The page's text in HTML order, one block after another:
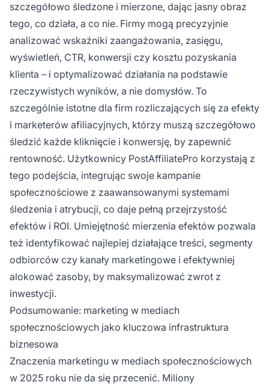
szczegółowo śledzone i mierzone, dając jasny obraz
tego, co działa, a co nie. Firmy mogą precyzyjnie
analizować wskaźniki zaangażowania, zasięgu,
wyświetleń, CTR, konwersji czy kosztu pozyskania
klienta – i optymalizować działania na podstawie
rzeczywistych wyników, a nie domysłów. To
szczególnie istotne dla firm rozliczających się za efekty
i marketerów afiliacyjnych, którzy muszą szczegółowo
śledzić każde kliknięcie i konwersję, by zapewnić
rentowność. Użytkownicy PostAffiliatePro korzystają z
tego podejścia, integrując swoje kampanie
społecznościowe z zaawansowanymi systemami
śledzenia i atrybucji, co daje pełną przejrzystość
efektów i ROI. Umiejętność mierzenia efektów pozwala
też identyfikować najlepiej działające treści, segmenty
odbiorców czy kanały marketingowe i efektywniej
alokować zasoby, by maksymalizować zwrot z
inwestycji.
Podsumowanie: marketing w mediach
społecznościowych jako kluczowa infrastruktura
biznesowa
Znaczenia marketingu w mediach społecznościowych
w 2025 roku nie da się przecenić. Miliony